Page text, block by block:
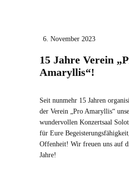
6. November 2023
15 Jahre Verein
Amaryllis“!
Seit nunmehr 15 Jahren
der Verein „Pro Amaryllis“
wundervollen Konzertsaal
für Eure
Offenheit! Wir freuen uns auf
Jahre!